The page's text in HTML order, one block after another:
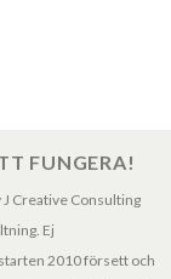
FUNGERA!
Creative Consulting
Ej
2010 försett och